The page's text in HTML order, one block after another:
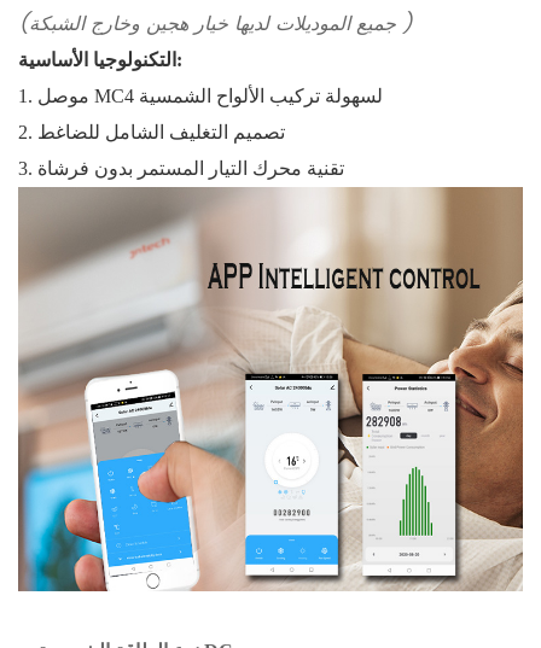
)
التكنولوجيا الأساسية:
1. موصل MC4 لسهولة تركيب الألواح الشمسية
2. تصميم التغليف الشامل للضاغط
3. تقنية محرك التيار المستمر بدون فرشاة